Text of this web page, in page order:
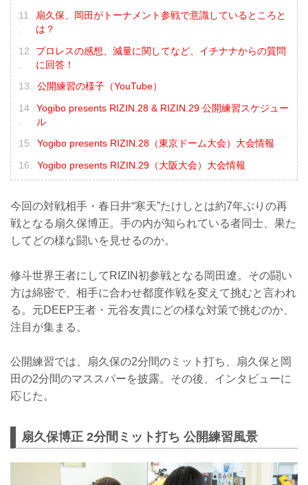
扇久保、岡田がトーナメント参戦で意識しているところと
は？
プロレスの感想、減量に関してなど、イチナナからの質問
に回答！
公開練習の様子（YouTube）
Yogibo presents RIZIN.28 & RIZIN.29 公開練習スケジュー
ル
Yogibo presents RIZIN.28（東京ドーム大会）大会情報
Yogibo presents RIZIN.29（大阪大会）大会情報
今回の対戦相手・春日井“寒天”たけしとは約7年ぶりの再
戦となる扇久保博正。手の内が知られている者同士、果た
してどの様な闘いを見せるのか。
修斗世界王者にしてRIZIN初参戦となる岡田遼。その闘い
方は綿密で、相手に合わせ都度作戦を変えて挑むと言われ
る。元DEEP王者・元谷友貴にどの様な対策で挑むのか、
注目が集まる。
公開練習では、扇久保の2分間のミット打ち、扇久保と岡
田の2分間のマススパーを披露。その後、インタビューに
応じた。
扇久保博正 2分間ミット打ち 公開練習風景